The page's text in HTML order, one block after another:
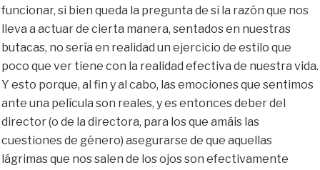
funcionar, si bien queda la pregunta de si la razón que nos
lleva a actuar de cierta manera, sentados en nuestras
butacas, no sería en realidad un ejercicio de estilo que
poco que ver tiene con la realidad efectiva de nuestra vida.
Y esto porque, al fin y al cabo, las emociones que sentimos
ante una película son reales, y es entonces deber del
director (o de la directora, para los que amáis las
cuestiones de género) asegurarse de que aquellas
lágrimas que nos salen de los ojos son efectivamente